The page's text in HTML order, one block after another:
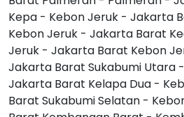
Kepa - Kebon Jeruk - Jakarta
Kebon Jeruk - Jakarta Barat
Jeruk - Jakarta Barat Kebon
Jakarta Barat Sukabumi Utara
Jakarta Barat Kelapa Dua -
Barat Sukabumi Selatan -